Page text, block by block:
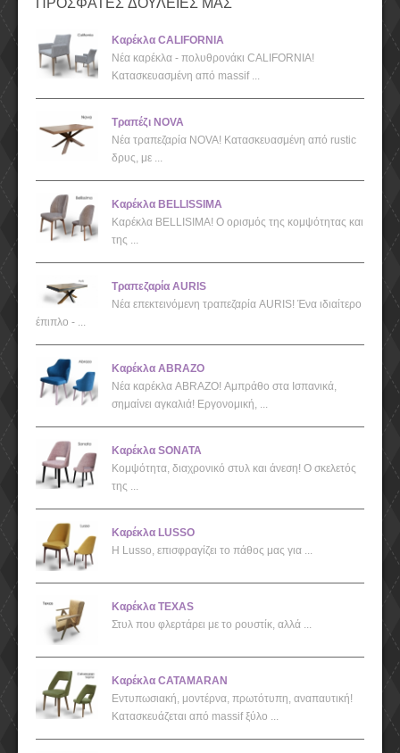
Καρέκλα CALIFORNIA
Νέα καρέκλα - πολυθρονάκι CALIFORNIA!
Κατασκευασμένη από massif ...
Τραπέζι NOVA
Νέα τραπεζαρία NOVA! Κατασκευασμένη από rustic
δρυς, με ...
Καρέκλα BELLISSIMA
Καρέκλα BELLISIMA! Ο ορισμός της κομψότητας και
της ...
Τραπεζαρία AURIS
Νέα επεκτεινόμενη τραπεζαρία AURIS! Ένα ιδιαίτερο
έπιπλο - ...
Καρέκλα ABRAZO
Νέα καρέκλα ABRAZO! Αμπράθο στα Ισπανικά,
σημαίνει αγκαλιά! Εργονομική, ...
Καρέκλα SONATA
Kομψότητα, διαχρονικό στυλ και άνεση! Ο σκελετός
της ...
Καρέκλα LUSSO
Η Lusso, επισφραγίζει το πάθος μας για ...
Καρέκλα TEXAS
Στυλ που φλερτάρει με το ρουστίκ, αλλά ...
Καρέκλα CATAMARAN
Εντυπωσιακή, μοντέρνα, πρωτότυπη, αναπαυτική!
Κατασκευάζεται από massif ξύλο ...